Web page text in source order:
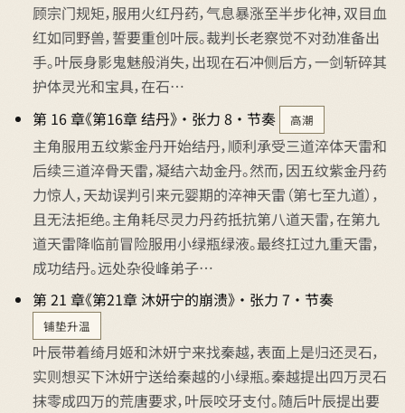
顾宗门规矩，服用火红丹药，气息暴涨至半步化神，双目血
红如同野兽，誓要重创叶辰。裁判长老察觉不对劲准备出
手。叶辰身影鬼魅般消失，出现在石冲侧后方，一剑斩碎其
护体灵光和宝具，在石…
第 16 章《第16章 结丹》 · 张力 8 · 节奏
高潮
主角服用五纹紫金丹开始结丹，顺利承受三道淬体天雷和
后续三道淬骨天雷，凝结六劫金丹。然而，因五纹紫金丹药
力惊人，天劫误判引来元婴期的淬神天雷（第七至九道），
且无法拒绝。主角耗尽灵力丹药抵抗第八道天雷，在第九
道天雷降临前冒险服用小绿瓶绿液。最终扛过九重天雷，
成功结丹。远处杂役峰弟子…
第 21 章《第21章 沐妍宁的崩溃》 · 张力 7 · 节奏
铺垫升温
叶辰带着绮月姬和沐妍宁来找秦越，表面上是归还灵石，
实则想买下沐妍宁送给秦越的小绿瓶。秦越提出四万灵石
抹零成四万的荒唐要求，叶辰咬牙支付。随后叶辰提出要